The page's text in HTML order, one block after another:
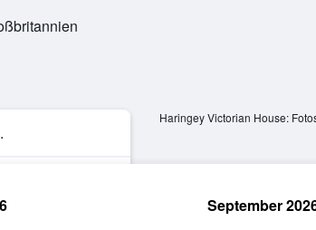
Haringey Victorian House:
September